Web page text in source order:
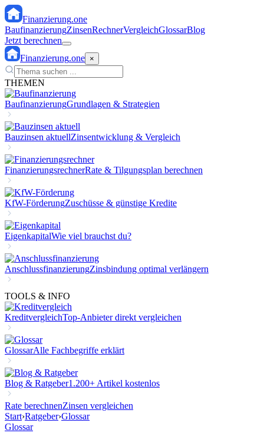
Finanzierung.one
BaufinanzierungZinsenRechnerVergleichGlossarBlog
Jetzt berechnen
Finanzierung.one ×
THEMEN
BaufinanzierungGrundlagen & Strategien
Bauzinsen aktuellZinsentwicklung & Vergleich
FinanzierungsrechnerRate & Tilgungsplan berechnen
KfW-FörderungZuschüsse & günstige Kredite
EigenkapitalWie viel brauchst du?
AnschlussfinanzierungZinsbindung optimal verlängern
TOOLS & INFO
KreditvergleichTop-Anbieter direkt vergleichen
GlossarAlle Fachbegriffe erklärt
Blog & Ratgeber1.200+ Artikel kostenlos
Rate berechnenZinsen vergleichen
Start›Ratgeber›Glossar
Glossar